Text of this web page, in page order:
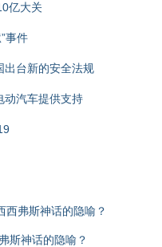
亿大关
事件
出台新的安全法规
动汽车提供支持
西弗斯神话的隐喻？
斯神话的隐喻？